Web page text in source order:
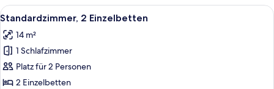
Alle
Fotos
für
Standardzimmer,
2 Einzelbetten
anzeigen
Eine Zeitschrift oder Broschüre auf
3
Standardzimmer, 2 Einzelbetten
14 m²
1 Schlafzimmer
Platz für 2 Personen
2 Einzelbetten